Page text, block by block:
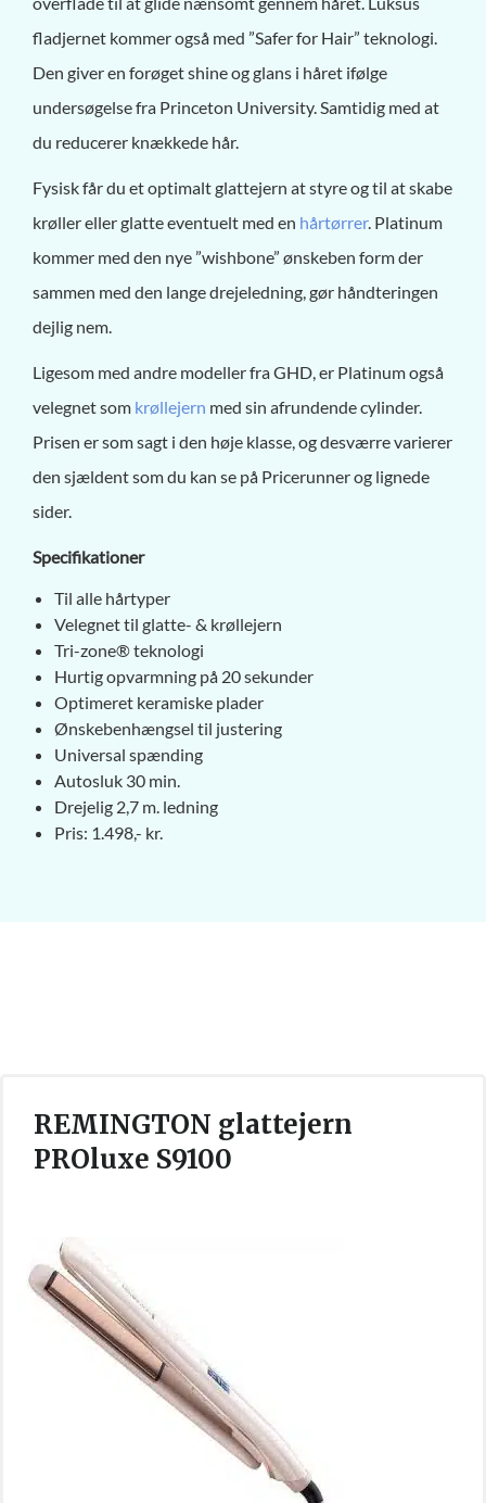
fladjernet kommer også med ”Safer for Hair” teknologi.
Den giver en forøget shine og glans i håret ifølge
undersøgelse fra Princeton University. Samtidig med at
du reducerer knækkede hår.
Fysisk får du et optimalt glattejern at styre og til at skabe
krøller eller glatte eventuelt med en hårtørrer. Platinum
kommer med den nye ”wishbone” ønskeben form der
sammen med den lange drejeledning, gør håndteringen
dejlig nem.
Ligesom med andre modeller fra GHD, er Platinum også
velegnet som krøllejern med sin afrundende cylinder.
Prisen er som sagt i den høje klasse, og desværre varierer
den sjældent som du kan se på Pricerunner og lignede
sider.
​Specifikationer
​Til alle hårtyper
Velegnet til glatte- & krøllejern
Tri-zone® teknologi
Hurtig opvarmning på 20 sekunder
Optimeret keramiske plader
Ønskebenhængsel til justering
Universal spænding
Autosluk 30 min.
Drejelig 2,7 m. ledning
Pris: 1.498,- kr.
REMINGTON glattejern
PROluxe S9100